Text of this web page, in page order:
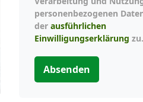
personenbezogenen
der ausführlichen
Einwilligungserklärung zu.
Absenden